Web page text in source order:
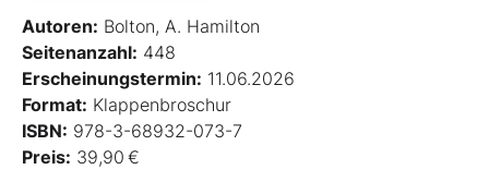
Autoren: Bolton, A. Hamilton
Seitenanzahl: 448
Erscheinungstermin: 11.06.2026
Format: Klappenbroschur
ISBN: 978-3-68932-073-7
Preis: 39,90 €